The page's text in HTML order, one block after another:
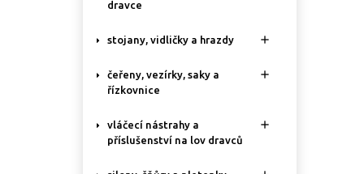
dravce
stojany, vidličky a hrazdy 
čeřeny, vezírky, saky a
řízkovnice

vláčecí nástrahy a
příslušenství na lov dravců
